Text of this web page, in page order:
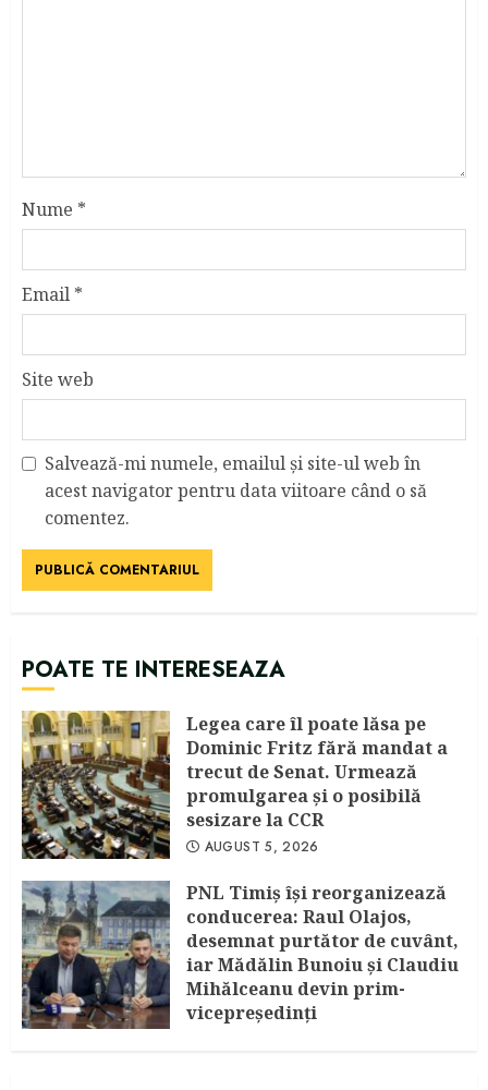
Nume *
Email *
Site web
Salvează-mi numele, emailul și site-ul web în
acest navigator pentru data viitoare când o să
comentez.
POATE TE INTERESEAZA
Legea care îl poate lăsa pe
Dominic Fritz fără mandat a
trecut de Senat. Urmează
promulgarea și o posibilă
sesizare la CCR
AUGUST 5, 2026
PNL Timiș își reorganizează
conducerea: Raul Olajos,
desemnat purtător de cuvânt,
iar Mădălin Bunoiu și Claudiu
Mihălceanu devin prim-
vicepreședinți